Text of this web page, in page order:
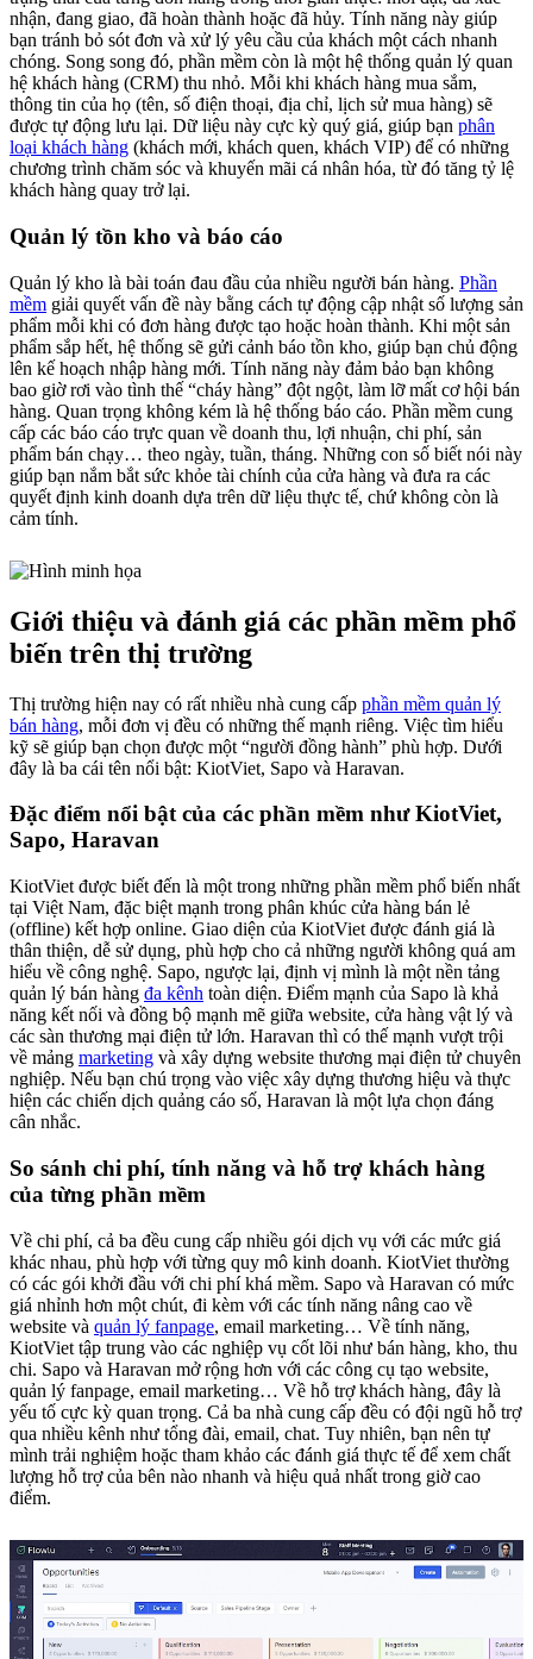
nhận, đang giao, đã hoàn thành hoặc đã hủy. Tính năng này giúp
bạn tránh bỏ sót đơn và xử lý yêu cầu của khách một cách nhanh
chóng. Song song đó, phần mềm còn là một hệ thống quản lý quan
hệ khách hàng (CRM) thu nhỏ. Mỗi khi khách hàng mua sắm,
thông tin của họ (tên, số điện thoại, địa chỉ, lịch sử mua hàng) sẽ
được tự động lưu lại. Dữ liệu này cực kỳ quý giá, giúp bạn phân
loại khách hàng (khách mới, khách quen, khách VIP) để có những
chương trình chăm sóc và khuyến mãi cá nhân hóa, từ đó tăng tỷ lệ
khách hàng quay trở lại.
Quản lý tồn kho và báo cáo
Quản lý kho là bài toán đau đầu của nhiều người bán hàng. Phần
mềm giải quyết vấn đề này bằng cách tự động cập nhật số lượng sản
phẩm mỗi khi có đơn hàng được tạo hoặc hoàn thành. Khi một sản
phẩm sắp hết, hệ thống sẽ gửi cảnh báo tồn kho, giúp bạn chủ động
lên kế hoạch nhập hàng mới. Tính năng này đảm bảo bạn không
bao giờ rơi vào tình thế “cháy hàng” đột ngột, làm lỡ mất cơ hội bán
hàng. Quan trọng không kém là hệ thống báo cáo. Phần mềm cung
cấp các báo cáo trực quan về doanh thu, lợi nhuận, chi phí, sản
phẩm bán chạy… theo ngày, tuần, tháng. Những con số biết nói này
giúp bạn nắm bắt sức khỏe tài chính của cửa hàng và đưa ra các
quyết định kinh doanh dựa trên dữ liệu thực tế, chứ không còn là
cảm tính.
Giới thiệu và đánh giá các phần mềm phổ
biến trên thị trường
Thị trường hiện nay có rất nhiều nhà cung cấp phần mềm quản lý
bán hàng, mỗi đơn vị đều có những thế mạnh riêng. Việc tìm hiểu
kỹ sẽ giúp bạn chọn được một “người đồng hành” phù hợp. Dưới
đây là ba cái tên nổi bật: KiotViet, Sapo và Haravan.
Đặc điểm nổi bật của các phần mềm như KiotViet,
Sapo, Haravan
KiotViet được biết đến là một trong những phần mềm phổ biến nhất
tại Việt Nam, đặc biệt mạnh trong phân khúc cửa hàng bán lẻ
(offline) kết hợp online. Giao diện của KiotViet được đánh giá là
thân thiện, dễ sử dụng, phù hợp cho cả những người không quá am
hiểu về công nghệ. Sapo, ngược lại, định vị mình là một nền tảng
quản lý bán hàng đa kênh toàn diện. Điểm mạnh của Sapo là khả
năng kết nối và đồng bộ mạnh mẽ giữa website, cửa hàng vật lý và
các sàn thương mại điện tử lớn. Haravan thì có thế mạnh vượt trội
về mảng marketing và xây dựng website thương mại điện tử chuyên
nghiệp. Nếu bạn chú trọng vào việc xây dựng thương hiệu và thực
hiện các chiến dịch quảng cáo số, Haravan là một lựa chọn đáng
cân nhắc.
So sánh chi phí, tính năng và hỗ trợ khách hàng
của từng phần mềm
Về chi phí, cả ba đều cung cấp nhiều gói dịch vụ với các mức giá
khác nhau, phù hợp với từng quy mô kinh doanh. KiotViet thường
có các gói khởi đầu với chi phí khá mềm. Sapo và Haravan có mức
giá nhỉnh hơn một chút, đi kèm với các tính năng nâng cao về
website và quản lý fanpage, email marketing… Về tính năng,
KiotViet tập trung vào các nghiệp vụ cốt lõi như bán hàng, kho, thu
chi. Sapo và Haravan mở rộng hơn với các công cụ tạo website,
quản lý fanpage, email marketing… Về hỗ trợ khách hàng, đây là
yếu tố cực kỳ quan trọng. Cả ba nhà cung cấp đều có đội ngũ hỗ trợ
qua nhiều kênh như tổng đài, email, chat. Tuy nhiên, bạn nên tự
mình trải nghiệm hoặc tham khảo các đánh giá thực tế để xem chất
lượng hỗ trợ của bên nào nhanh và hiệu quả nhất trong giờ cao
điểm.